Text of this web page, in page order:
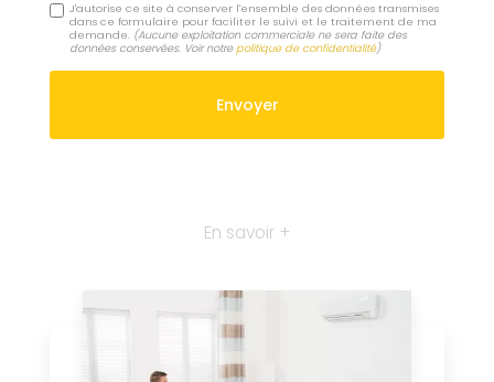
J'autorise ce site à conserver l'ensemble des données transmises
dans ce formulaire pour faciliter le suivi et le traitement de ma
demande. (Aucune exploitation commerciale ne sera faite des
données conservées. Voir notrepolitique de confidentialité)
En savoir +